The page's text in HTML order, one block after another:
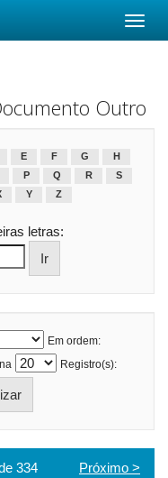
Outro
E F G
H
P Q R
S
Y Z
letras:
Em ordem:
Registro(s):
334 Próximo >